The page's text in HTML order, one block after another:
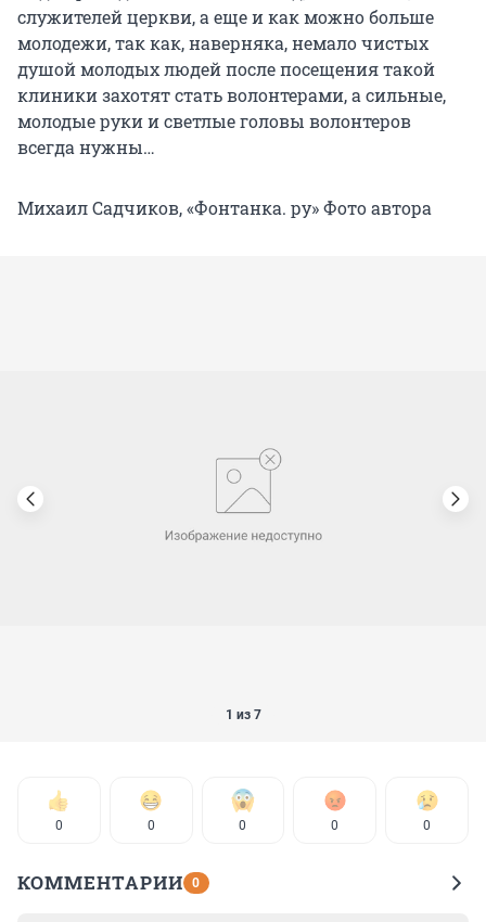
служителей церкви, а еще и как можно больше
молодежи, так как, наверняка, немало чистых
душой молодых людей после посещения такой
клиники захотят стать волонтерами, а сильные,
молодые руки и светлые головы волонтеров
всегда нужны…
Михаил Садчиков, «Фонтанка. ру» Фото автора
1 из 7
0 0 0 0 0
КОММЕНТАРИИ 0